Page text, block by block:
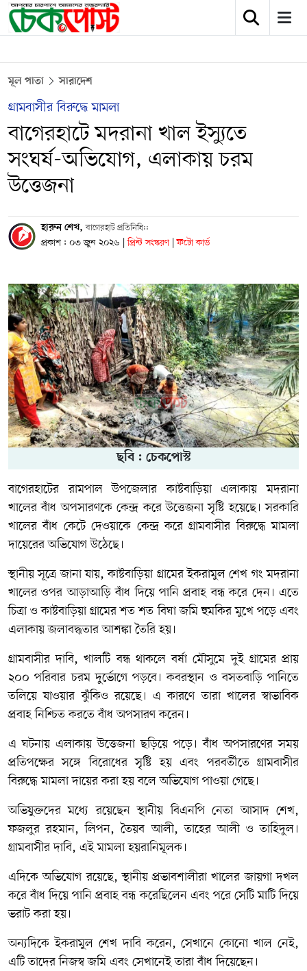
মূল পাতা সারাদেশ
গ্রামবাসীর বিরুদ্ধে মামলা
বাগেরহাটে মদরানা খাল ইস্যুতে
সংঘর্ষ-অভিযোগ, এলাকায় চরম
উত্তেজনা
হারুন শেখ,বাগেরহাট প্রতিনিধি::
প্রকাশ : ০৩ জুন ২০২৬ | প্রিন্ট সংস্করণ | ফটো কার্ড
ছবি : চেকপোস্ট
বাগেরহাটের রামপাল উপজেলার কাষ্টবাড়িয়া এলাকায় মদরানা
খালের বাঁধ অপসারণকে কেন্দ্র করে উত্তেজনা সৃষ্টি হয়েছে। সরকারি
খালের বাঁধ কেটে দেওয়াকে কেন্দ্র করে গ্রামবাসীর বিরুদ্ধে মামলা
দায়েরের অভিযোগ উঠেছে।
স্থানীয় সূত্রে জানা যায়, কাষ্টবাড়িয়া গ্রামের ইকরামুল শেখ গং মদরানা
খালের ওপর আড়াআড়ি বাঁধ দিয়ে পানি প্রবাহ বন্ধ করে দেন। এতে
চিত্রা ও কাষ্টবাড়িয়া গ্রামের শত শত বিঘা জমি হুমকির মুখে পড়ে এবং
এলাকায় জলাবদ্ধতার আশঙ্কা তৈরি হয়।
গ্রামবাসীর দাবি, খালটি বন্ধ থাকলে বর্ষা মৌসুমে দুই গ্রামের প্রায়
২০০ পরিবার চরম দুর্ভোগে পড়বে। কবরস্থান ও বসতবাড়ি পানিতে
তলিয়ে যাওয়ার ঝুঁকিও রয়েছে। এ কারণে তারা খালের স্বাভাবিক
প্রবাহ নিশ্চিত করতে বাঁধ অপসারণ করেন।
এ ঘটনায় এলাকায় উত্তেজনা ছড়িয়ে পড়ে। বাঁধ অপসারণের সময়
প্রতিপক্ষের সঙ্গে বিরোধের সৃষ্টি হয় এবং পরবর্তীতে গ্রামবাসীর
বিরুদ্ধে মামলা দায়ের করা হয় বলে অভিযোগ পাওয়া গেছে।
অভিযুক্তদের মধ্যে রয়েছেন স্থানীয় বিএনপি নেতা আসাদ শেখ,
ফজলুর রহমান, লিপন, তৈয়ব আলী, তাহের আলী ও তাহিদুল।
গ্রামবাসীর দাবি, এই মামলা হয়রানিমূলক।
এদিকে অভিযোগ রয়েছে, স্থানীয় প্রভাবশালীরা খালের জায়গা দখল
করে বাঁধ দিয়ে পানি প্রবাহ বন্ধ করেছিলেন এবং পরে সেটি মাটি দিয়ে
ভরাট করা হয়।
অন্যদিকে ইকরামুল শেখ দাবি করেন, সেখানে কোনো খাল নেই,
এটি তাদের নিজস্ব জমি এবং সেখানেই তারা বাঁধ দিয়েছেন।